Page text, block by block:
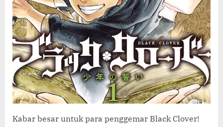
Chapter
Baru
pada
5
Januari
2026!
Kabar besar untuk para penggemar Black Clover!